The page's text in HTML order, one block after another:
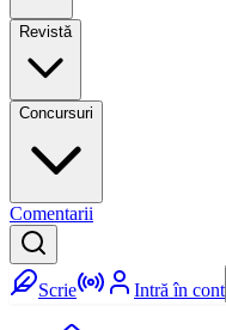
Revistă
Concursuri
Comentarii
Scrie Intră în cont